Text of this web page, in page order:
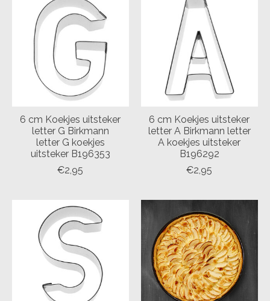
6 cm Koekjes uitsteker
letter G Birkmann
letter G koekjes
uitsteker B196353
€2,95
6 cm Koekjes uitsteker
letter A Birkmann letter
A koekjes uitsteker
B196292
€2,95